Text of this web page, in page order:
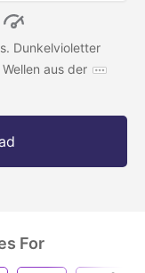
Dunkelvioletter
aus der
For